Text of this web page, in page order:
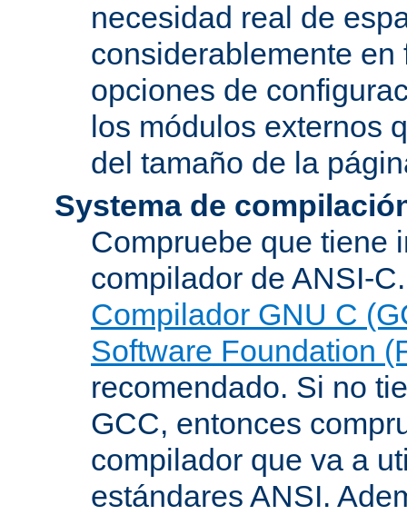
necesidad real de
considerablemente en
opciones de
los módulos externos
del tamaño de la
Systema de
Compruebe que tiene
compilador de ANSI-
Compilador GNU C
Software Foundation
recomendado. Si no
GCC, entonces
compilador que va a
estándares ANSI.